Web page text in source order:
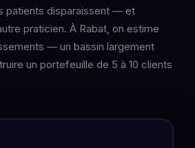
patients disparaissent — et
praticien. À Rabat, on estime
— un bassin largement
un portefeuille de 5 à 10 clients